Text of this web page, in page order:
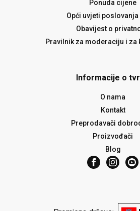
Ponuda cijene
Opći uvjeti poslovanja
Obavijest o
Pravilnik za moderaciju i za
Informacije o
O nama
Kontakt
Preprodavači
Proizvođači
Blog